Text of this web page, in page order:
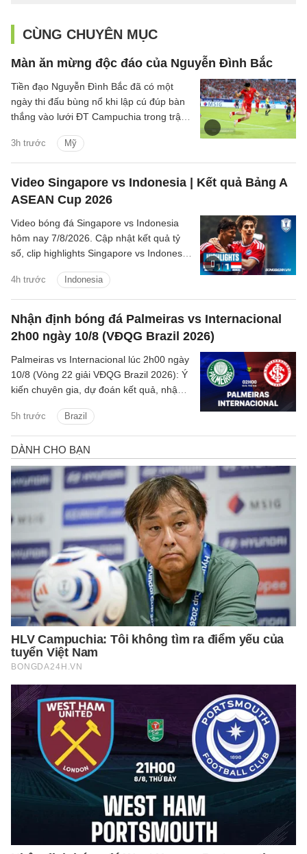
CÙNG CHUYÊN MỤC
Màn ăn mừng độc đáo của Nguyễn Đình Bắc
3h trước Mỹ
Tiền đạo Nguyễn Đình Bắc đã có một
ngày thi đấu bùng nổ khi lập cú đúp bàn
thắng vào lưới ĐT Campuchia trong trận
Đình tối 7/8.
Video Singapore vs Indonesia | Kết quả Bảng A
ASEAN Cup 2026
4h trước Indonesia
Video bóng đá Singapore vs Indonesia
hôm nay 7/8/2026. Cập nhật kết quả tỷ
số, clip highlights Singapore vs Indonesia
huống trên sân.
Nhận định bóng đá Palmeiras vs Internacional
2h00 ngày 10/8 (VĐQG Brazil 2026)
5h trước Brazil
Palmeiras vs Internacional lúc 2h00 ngày
10/8 (Vòng 22 giải VĐQG Brazil 2026): Ý
kiến chuyên gia, dự đoán kết quả, nhận
về hai đội.